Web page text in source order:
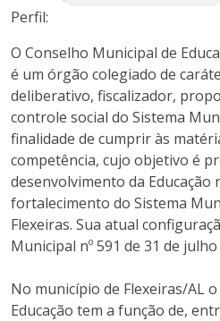
Perfil:
O Conselho Municipal de
é um órgão colegiado de
deliberativo, fiscalizador,
controle social do Sistema
finalidade de cumprir às
competência, cujo objetivo é
desenvolvimento da Educação
fortalecimento do Sistema
Flexeiras. Sua atual
Municipal nº 591 de 31 de julho
No município de Flexeiras/AL
Educação tem a função de,